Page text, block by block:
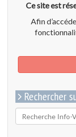
Ce site est
Afin
Rechercher
Rechercher
pour